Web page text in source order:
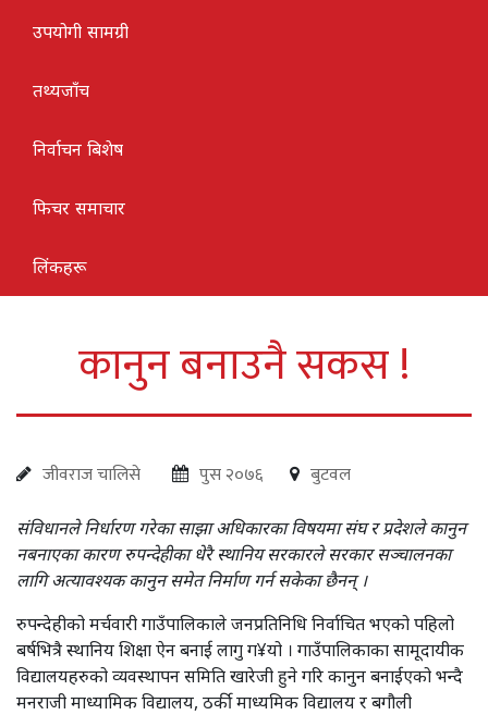
उपयोगी सामग्री
तथ्यजाँच
निर्वाचन बिशेष
फिचर समाचार
लिंकहरू
कानुन बनाउनै सकस !
जीवराज चालिसे पुस २०७६ बुटवल
संविधानले निर्धारण गरेका साझा अधिकारका विषयमा संघ र प्रदेशले कानुन
नबनाएका कारण रुपन्देहीका धेरै स्थानिय सरकारले सरकार सञ्चालनका
लागि अत्यावश्यक कानुन समेत निर्माण गर्न सकेका छैनन् ।
रुपन्देहीको मर्चवारी गाउँपालिकाले जनप्रतिनिधि निर्वाचित भएको पहिलो
बर्षभित्रै स्थानिय शिक्षा ऐन बनाई लागु ग¥यो । गाउँपालिकाका सामूदायीक
विद्यालयहरुको व्यवस्थापन समिति खारेजी हुने गरि कानुन बनाईएको भन्दै
मनराजी माध्यामिक विद्यालय, ठर्की माध्यमिक विद्यालय र बगौली